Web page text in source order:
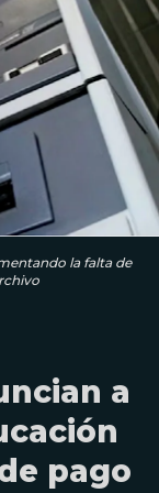
la falta de
a
pago